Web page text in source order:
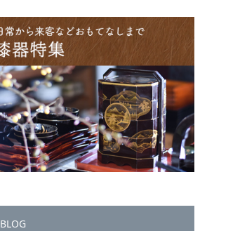
BLOG